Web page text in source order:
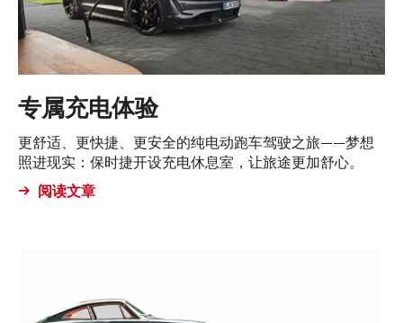
专属充电体验
更舒适、更快捷、更安全的纯电动跑车驾驶之旅——梦想
照进现实：保时捷开设充电休息室，让旅途更加舒心。
阅读文章